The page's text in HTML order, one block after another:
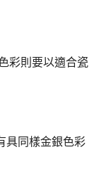
彩則要以適合瓷
具同樣金銀色彩